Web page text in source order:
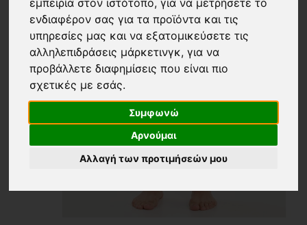
εμπειρία στον ιστότοπο,για να μετρήσετε το
ενδιαφέρον σας για τα προϊόντα και τις
υπηρεσίες μας και να εξατομικεύσετε τις
αλληλεπιδράσεις μάρκετινγκ,για να
προβάλλετε διαφημίσεις που είναι πιο
σχετικές με εσάς.
Συμφωνώ
Αρνούμαι
Αλλαγή των προτιμήσεών μου